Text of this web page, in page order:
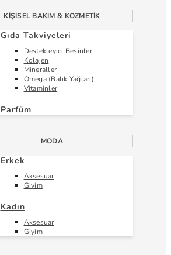
KIŞISEL BAKIM & KOZMETIK
Gıda Takviyeleri
Destekleyici Besinler
Kolajen
Mineraller
Omega (Balık Yağları)
Vitaminler
Parfüm
MODA
Erkek
Aksesuar
Giyim
Kadın
Aksesuar
Giyim